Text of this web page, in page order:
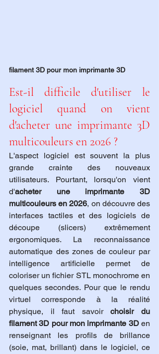
filament 3D pour mon imprimante 3D
Est-il difficile d'utiliser le
logiciel quand on vient
d'acheter une imprimante 3D
multicouleurs en 2026 ?
L'aspect logiciel est souvent la plus
grande crainte des nouveaux
utilisateurs. Pourtant, lorsqu'on vient
d'acheter une imprimante 3D
multicouleurs en 2026, on découvre des
interfaces tactiles et des logiciels de
découpe (slicers) extrêmement
ergonomiques. La reconnaissance
automatique des zones de couleur par
intelligence artificielle permet de
coloriser un fichier STL monochrome en
quelques secondes. Pour que le rendu
virtuel corresponde à la réalité
physique, il faut savoir choisir du
filament 3D pour mon imprimante 3D en
renseignant les profils de brillance
(soie, mat, brillant) dans le logiciel, ce